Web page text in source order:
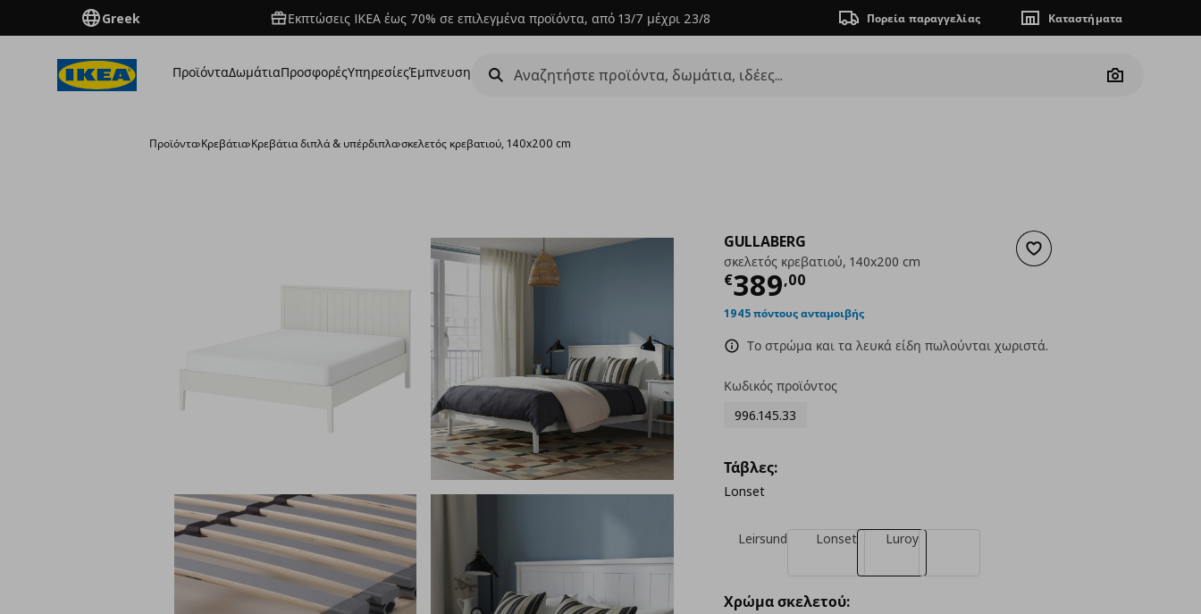
Greek Εκπτώσεις IKEA έως 70% σε επιλεγμένα προϊόντα, από 13/7 μέχρι 23/8 Πορεία παραγγελίας Καταστήματα
ΠροϊόνταΔωμάτιαΠροσφορέςΥπηρεσίεςΈμπνευση
Camera
Προϊόντα›Κρεβάτια›Κρεβάτια διπλά & υπέρδιπλα›σκελετός κρεβατιού, 140x200 cm
Προσθήκη στα αγαπημένα
GULLABERG
σκελετός κρεβατιού, 140x200 cm
€389,00
Τρέχουσα τιμή
1945 πόντους ανταμοιβής
Το στρώμα και τα λευκά είδη πωλούνται χωριστά.
Κωδικός προϊόντος
996.145.33
Τάβλες:
Lonset
Leirsund Lonset Luroy
Χρώμα σκελετού: